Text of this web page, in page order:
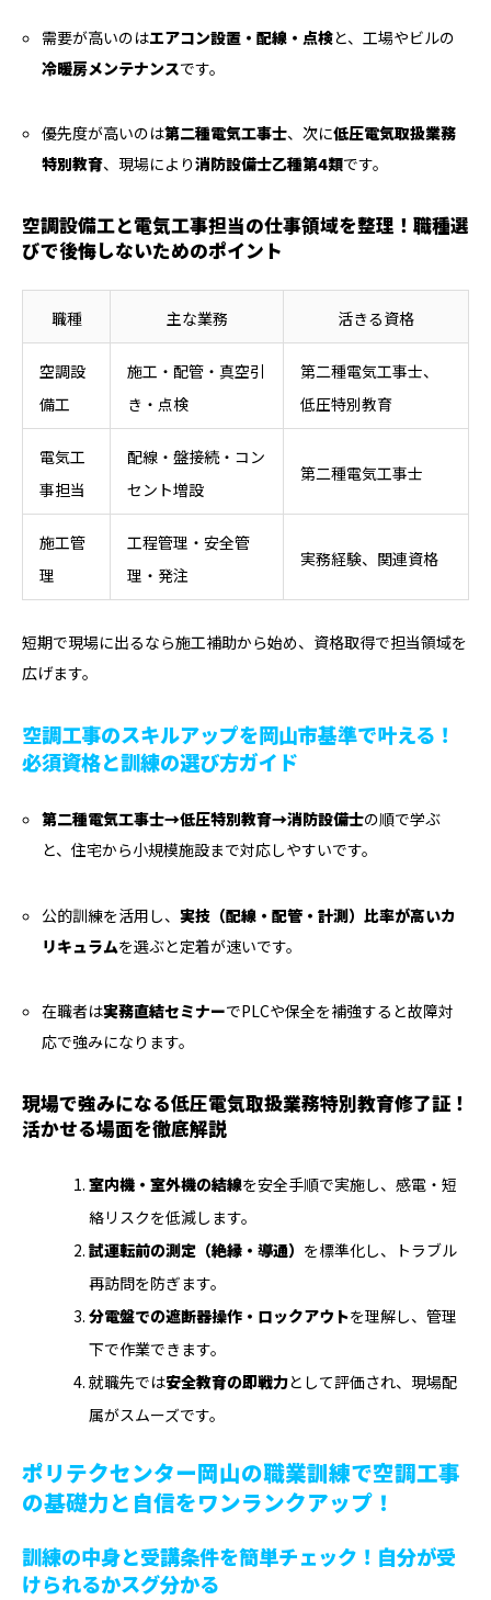
需要が高いのはエアコン設置・配線・点検と、工場やビルの
冷暖房メンテナンスです。
優先度が高いのは第二種電気工事士、次に低圧電気取扱業務
特別教育、現場により消防設備士乙種第4類です。
空調設備工と電気工事担当の仕事領域を整理！職種選
びで後悔しないためのポイント
職種 主な業務 活きる資格
空調設
備工
施工・配管・真空引
き・点検
第二種電気工事士、
低圧特別教育
電気工
事担当
配線・盤接続・コン
セント増設
第二種電気工事士
施工管
理
工程管理・安全管
理・発注
実務経験、関連資格
短期で現場に出るなら施工補助から始め、資格取得で担当領域を
広げます。
空調工事のスキルアップを岡山市基準で叶える！
必須資格と訓練の選び方ガイド
第二種電気工事士→低圧特別教育→消防設備士の順で学ぶ
と、住宅から小規模施設まで対応しやすいです。
公的訓練を活用し、実技（配線・配管・計測）比率が高いカ
リキュラムを選ぶと定着が速いです。
在職者は実務直結セミナーでPLCや保全を補強すると故障対
応で強みになります。
現場で強みになる低圧電気取扱業務特別教育修了証！
活かせる場面を徹底解説
室内機・室外機の結線を安全手順で実施し、感電・短
絡リスクを低減します。
試運転前の測定（絶縁・導通） を標準化し、トラブル
再訪問を防ぎます。
分電盤での遮断器操作・ロックアウトを理解し、管理
下で作業できます。
就職先では安全教育の即戦力として評価され、現場配
属がスムーズです。
ポリテクセンター岡山の職業訓練で空調工事
の基礎力と自信をワンランクアップ！
訓練の中身と受講条件を簡単チェック！自分が受
けられるかスグ分かる